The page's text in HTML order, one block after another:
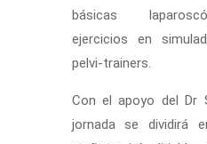
básicas
ejercicios en
pelvi-trainers.
Con el apoyo del Dr
jornada se dividirá